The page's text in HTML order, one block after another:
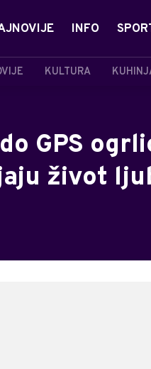
INFO
KULTURA
GPS
život